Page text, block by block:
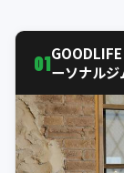
01ーソナル